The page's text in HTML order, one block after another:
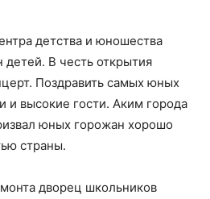
детства и юношества
детей. В честь открытия
Поздравить самых юных
и высокие гости. Аким города
юных горожан хорошо
страны.
дворец школьников